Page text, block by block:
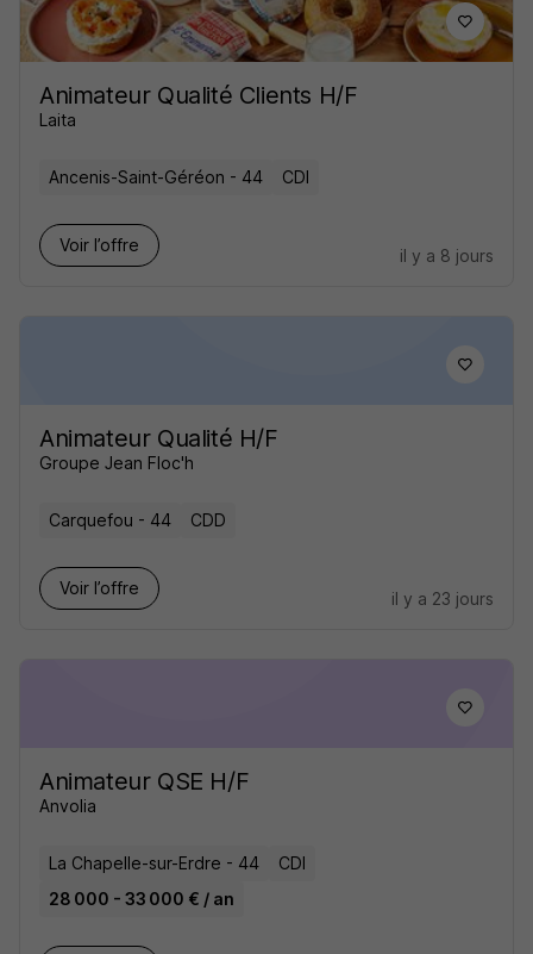
Animateur Qualité Clients H/F
Laita
Ancenis-Saint-Géréon - 44 CDI
Voir l’offre
il y a 8 jours
Animateur Qualité H/F
Groupe Jean Floc'h
Carquefou - 44 CDD
Voir l’offre
il y a 23 jours
Animateur QSE H/F
Anvolia
La Chapelle-sur-Erdre - 44
CDI
28 000 - 33 000 € / an